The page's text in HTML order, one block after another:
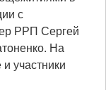
с
РРП Сергей
На
участники